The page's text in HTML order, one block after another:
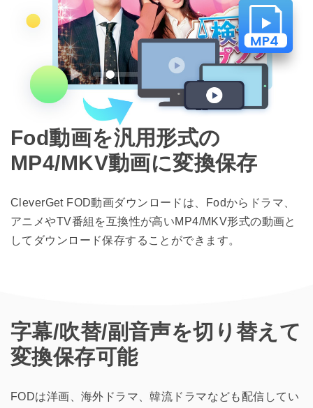
Fod動画を汎用形式の
MP4/MKV動画に変換保存
CleverGet FOD動画ダウンロードは、Fodからドラマ、
アニメやTV番組を互換性が高いMP4/MKV形式の動画と
してダウンロード保存することができます。
字幕/吹替/副音声を切り替えて
変換保存可能
FODは洋画、海外ドラマ、韓流ドラマなども配信してい